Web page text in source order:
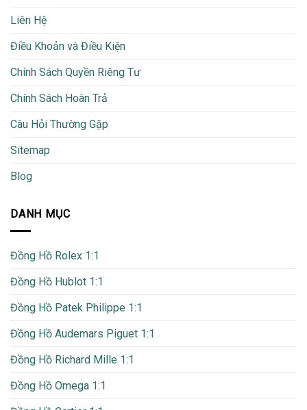
Liên Hệ
Điều Khoản và Điều Kiện
Chính Sách Quyền Riêng Tư
Chính Sách Hoàn Trả
Câu Hỏi Thường Gặp
Sitemap
Blog
DANH MỤC
Đồng Hồ Rolex 1:1
Đồng Hồ Hublot 1:1
Đồng Hồ Patek Philippe 1:1
Đồng Hồ Audemars Piguet 1:1
Đồng Hồ Richard Mille 1:1
Đồng Hồ Omega 1:1